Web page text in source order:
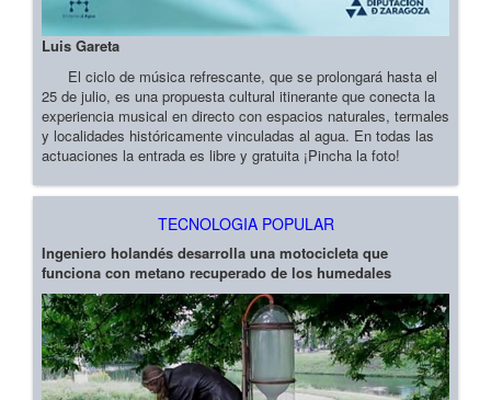
Luis Gareta
El ciclo de música refrescante, que se prolongará hasta el
25 de julio, es una propuesta cultural itinerante que conecta la
experiencia musical en directo con espacios naturales, termales
y localidades históricamente vinculadas al agua. En todas las
actuaciones la entrada es libre y gratuita ¡Pincha la foto!
TECNOLOGIA POPULAR
Ingeniero holandés desarrolla una motocicleta que
funciona con metano recuperado de los humedales